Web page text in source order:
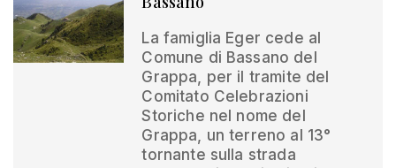
La famiglia Eger cede al
Comune di Bassano del
Grappa, per il tramite del
Comitato Celebrazioni
Storiche nel nome del
Grappa, un terreno al 13°
tornante sulla strada